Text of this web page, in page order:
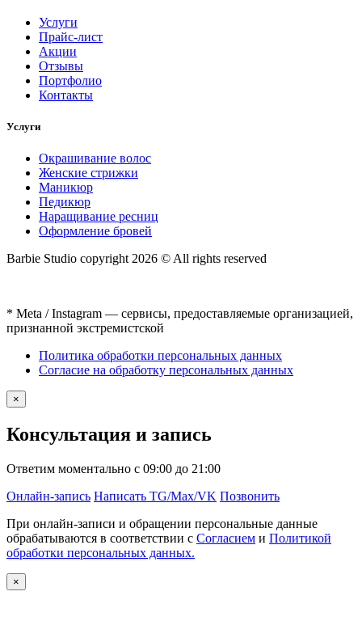
Услуги
Прайс-лист
Акции
Отзывы
Портфолио
Контакты
Услуги
Окрашивание волос
Женские стрижки
Маникюр
Педикюр
Наращивание ресниц
Оформление бровей
Barbie Studio copyright 2026 © All rights reserved
* Meta / Instagram — сервисы, предоставляемые организацией,
признанной экстремистской
Политика обработки персональных данных
Согласие на обработку персональных данных
×
Консультация и запись
Ответим моментально с 09:00 до 21:00
Онлайн-запись Написать TG/Max/VK Позвонить
При онлайн-записи и обращении персональные данные
обрабатываются в соответствии с Согласием и Политикой
обработки персональных данных.
×